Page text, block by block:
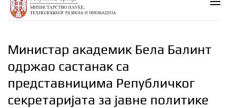
Министар академик Бела Балинт
одржао састанак са
представницима Републичког
секретаријата за јавне политике